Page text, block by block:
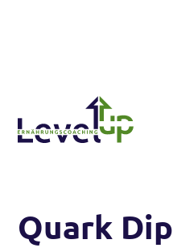
Quark Dip